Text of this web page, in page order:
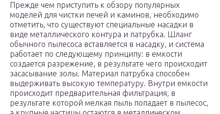
Прежде чем приступить к обзору популярных
моделей для чистки печей и каминов, необходимо
отметить, что существуют специальные насадки в
виде металлического контура и патрубка. Шланг
обычного пылесоса вставляется в насадку, и система
работает по следующему принципу: в емкости
создается разрежение, в результате чего происходит
засасывание золы. Материал патрубка способен
выдерживать высокую температуру. Внутри емкости
происходит предварительная фильтрация, в
результате которой мелкая пыль попадает в пылесос,